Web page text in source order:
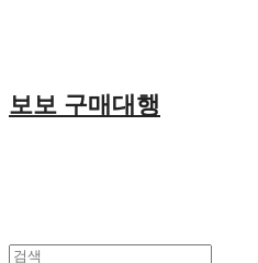
보보 구매대행